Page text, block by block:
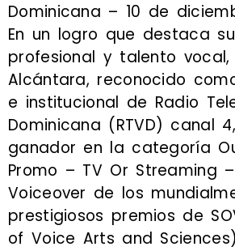
Dominicana – 10 de
En un logro que destaca
profesional y talento vocal,
Alcántara, reconocido
e institucional de Radio
Dominicana (RTVD) canal
ganador en la categoría
Promo – TV Or Streaming
Voiceover de los
prestigiosos premios de
of Voice Arts and